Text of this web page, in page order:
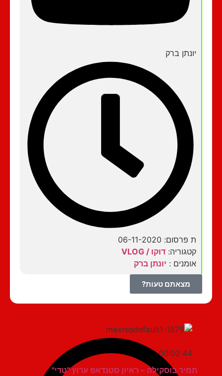
יונתן ברק
ת פרסום: 06-11-2020
קטגוריה:דוקו / VLOG
אומנים :יונתן ברק
מצאתם טעות?
00:02:44
תמיר בוסקילה – ראיון סטנדאפ ערוץ "טדי"